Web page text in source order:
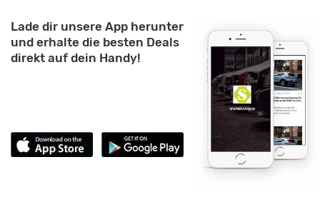
Lade dir unsere App herunter
und erhalte die besten Deals
direkt auf dein Handy!